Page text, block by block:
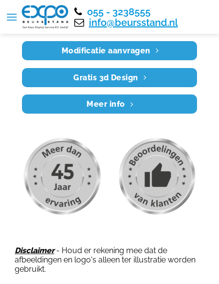
055 - 3238555
info@beursstand.nl
Home RE10X5 017
Modificatie aanvragen
Gratis 3d Design
Meer info
Disclaimer- Houd er rekening mee dat de
afbeeldingen en logo's alleen ter illustratie worden
gebruikt.